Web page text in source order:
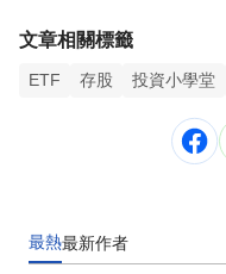
文章相關標籤
ETF 存股 投資小學堂
最熱最新作者